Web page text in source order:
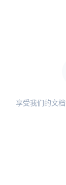
享受我们的文